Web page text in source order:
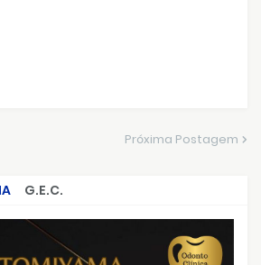
Próxima Postagem
G.E.C.
O BRASIL